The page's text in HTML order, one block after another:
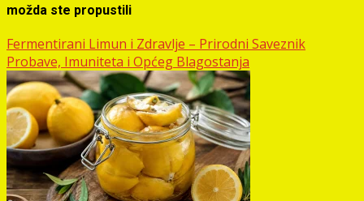
možda ste propustili
Fermentirani Limun i Zdravlje – Prirodni Saveznik
Probave, Imuniteta i Općeg Blagostanja